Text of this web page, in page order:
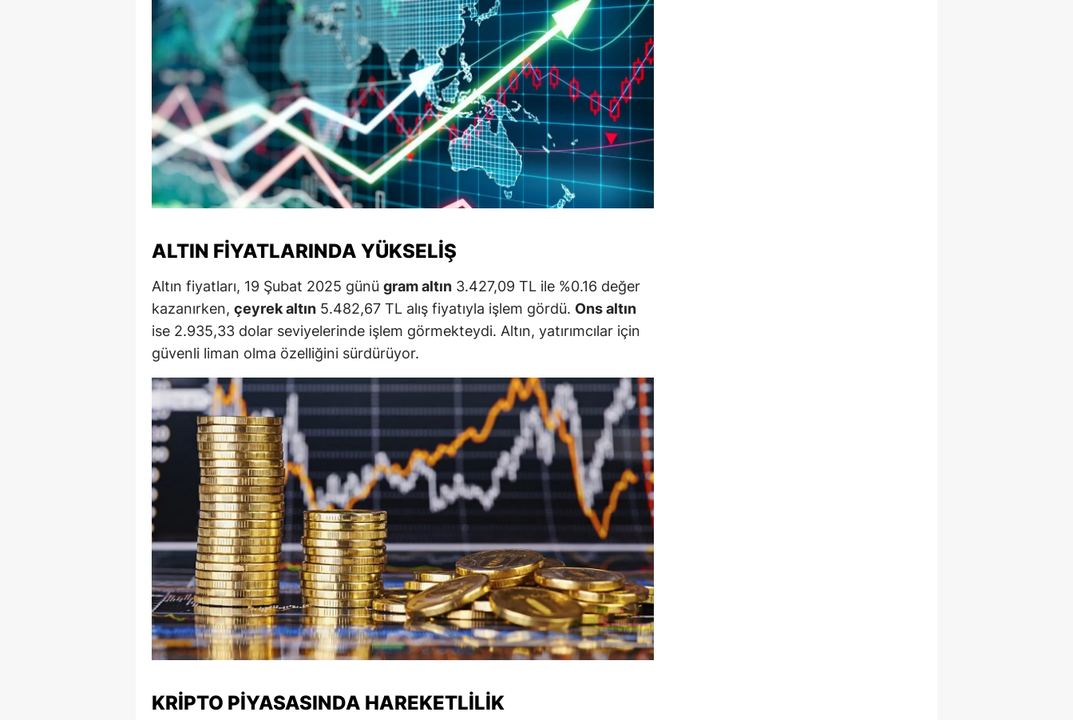
Ordu
Rize
Sakarya
Samsun
Siirt
Sinop
Tekirdağ
Tokat
Trabzon
Tunceli
Şanlıurfa
Uşak
Van
Yozgat
Zonguldak
Aksaray
Bayburt
Karaman
Kırıkkale
Şırnak
ALTIN FIYATLARINDA YÜKSELIŞ
Altın fiyatları, 19 Şubat 2025 günü gram altın 3.427,09 TL ile %0.16 değer
kazanırken, çeyrek altın 5.482,67 TL alış fiyatıyla işlem gördü. Ons altın
ise 2.935,33 dolar seviyelerinde işlem görmekteydi. Altın, yatırımcılar için
güvenli liman olma özelliğini sürdürüyor.
KRIPTO PIYASASINDA HAREKETLILIK